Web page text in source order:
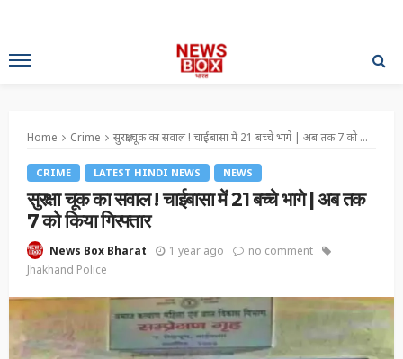
Home Crime सुरक्षा चूक का सवाल ! चाईबासा में 21 बच्चे भागे | अब तक 7 को किया गिरफ्तार
CRIME LATEST HINDI NEWS NEWS
सुरक्षा चूक का सवाल ! चाईबासा में 21 बच्चे भागे | अब तक
7 को किया गिरफ्तार
News Box Bharat 1 year ago
no comment
Jhakhand Police